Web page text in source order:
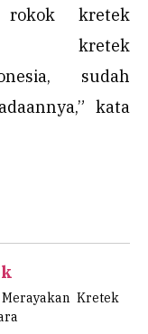
rokok kretek
kretek
sudah
kata
Kretek